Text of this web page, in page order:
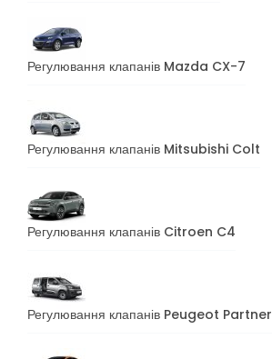
Регулювання клапанів Mazda CX-7
Регулювання клапанів Mitsubishi Colt
Регулювання клапанів Citroen C4
Регулювання клапанів Peugeot Partner